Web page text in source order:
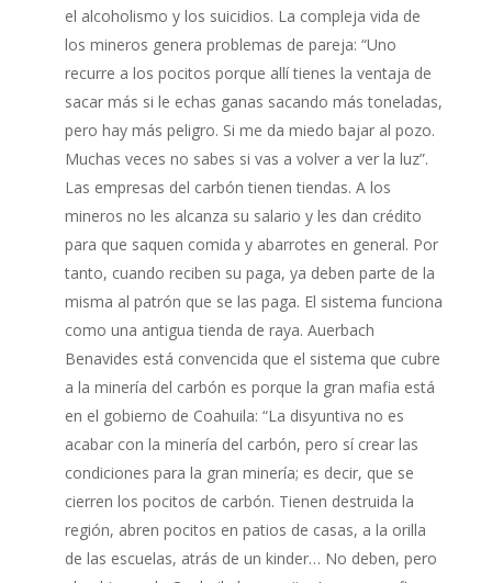
el alcoholismo y los suicidios. La compleja vida de
los mineros genera problemas de pareja: “Uno
recurre a los pocitos porque allí tienes la ventaja de
sacar más si le echas ganas sacando más toneladas,
pero hay más peligro. Si me da miedo bajar al pozo.
Muchas veces no sabes si vas a volver a ver la luz”.
Las empresas del carbón tienen tiendas. A los
mineros no les alcanza su salario y les dan crédito
para que saquen comida y abarrotes en general. Por
tanto, cuando reciben su paga, ya deben parte de la
misma al patrón que se las paga. El sistema funciona
como una antigua tienda de raya. Auerbach
Benavides está convencida que el sistema que cubre
a la minería del carbón es porque la gran mafia está
en el gobierno de Coahuila: “La disyuntiva no es
acabar con la minería del carbón, pero sí crear las
condiciones para la gran minería; es decir, que se
cierren los pocitos de carbón. Tienen destruida la
región, abren pocitos en patios de casas, a la orilla
de las escuelas, atrás de un kinder… No deben, pero